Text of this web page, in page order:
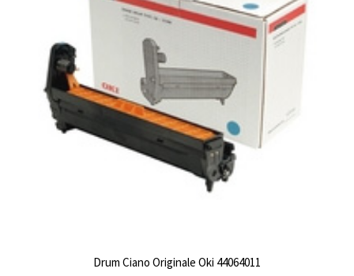
Drum Ciano Originale Oki 44064011